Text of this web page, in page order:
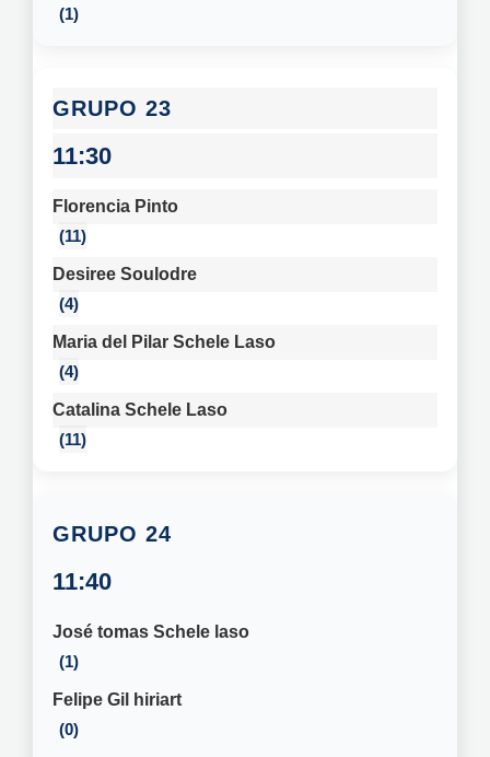
1
23
11:30
Florencia Pinto
11
Desiree Soulodre
4
Maria del Pilar Schele Laso
4
Catalina Schele Laso
11
24
11:40
José tomas Schele laso
1
Felipe Gil hiriart
0